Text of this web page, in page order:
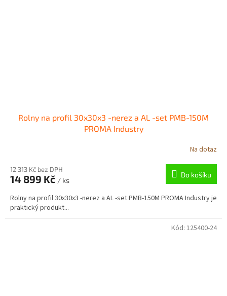
Rolny na profil 30x30x3 -nerez a AL -set PMB-150M
PROMA Industry
Na dotaz
12 313 Kč bez DPH
14 899 Kč / ks
Do košíku
Rolny na profil 30x30x3 -nerez a AL -set PMB-150M PROMA Industry je
praktický produkt...
Kód: 125400-24